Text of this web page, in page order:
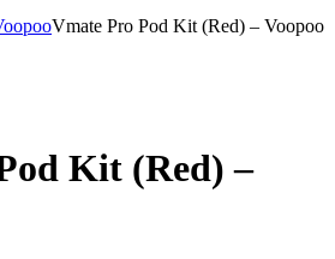
Vmate Pro Pod Kit (Red) – Voopoo
Kit (Red) –